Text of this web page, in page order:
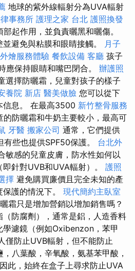
地球的紫外線輻射分為UVA輻射
事務所 護理之家 台北 護照換發
起作用，並負責曬黑和曬傷。
避免與粘膜和眼睛接觸。 月子
燴服務體驗 餐飲設備 客廳 孩子
應保持眼睛和嘴巴閉合。 辦護照
選擇防曬霜，兒童對孩子的樣子
養院 新店 醫美做臉 您可以從下
信息。 在最高3500 新竹整骨服務
的防曬霜和牛奶主要較小，最高可
牙醫 搬家公司 通常，它們提供
些也提供SPF50保護。 台北外
敏感的兒童皮膚，防水性如何以
針對UVB和UVA輻射）。 護照
擇 避免購買廉價且完全未知的產
護的情況下。 現代簡約主臥室
霜只是增加營銷以增加銷售嗎？
防腐劑），通常是鋁，人造香料
學濾鏡（例如Oxibenzon，苯甲
僅防止UVB輻射，但不能防止
八葉酸，辛氧酸，氨基苯甲酸，
此，始終在盒子上尋求防止UVA